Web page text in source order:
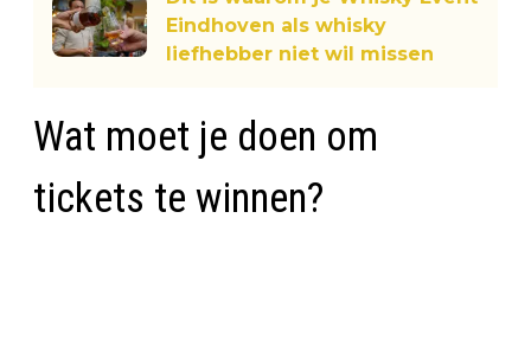
Eindhoven als whisky
liefhebber niet wil missen
Wat moet je doen om
tickets te winnen?